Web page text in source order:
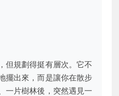
但規劃得挺有層次。它不
擺出來，而是讓你在散步
一片樹林後，突然遇見一